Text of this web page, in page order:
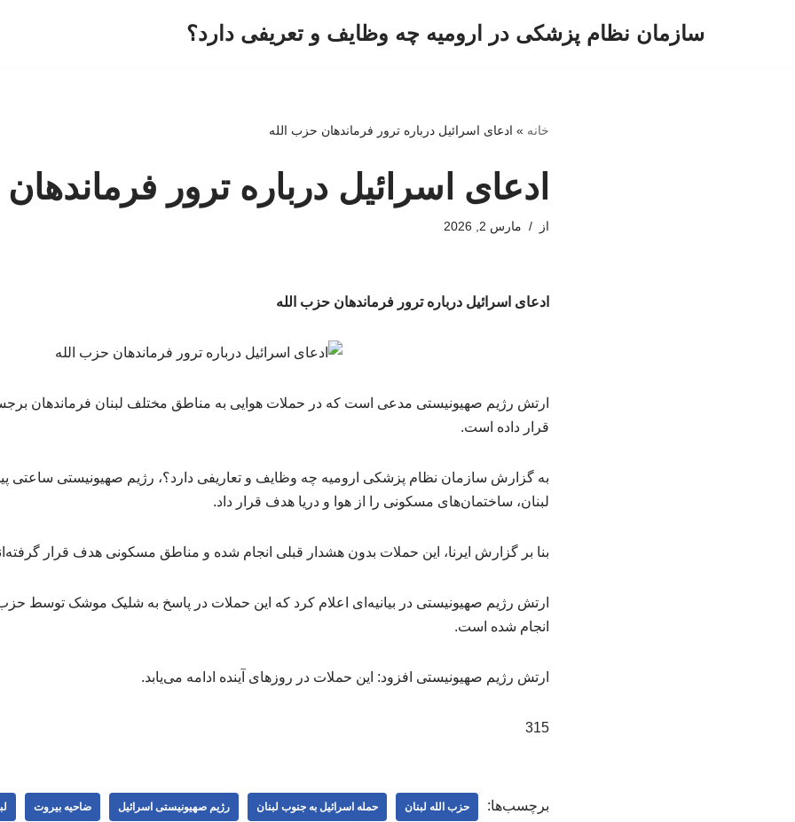
سازمان نظام پزشکی در ارومیه چه وظایف و تعریفی دارد؟
خانه » ادعای اسرائیل درباره ترور فرماندهان حزب الله
ادعای اسرائیل درباره ترور
از مارس 2, 2026
ادعای اسرائیل درباره ترور فرماندهان حزب الله
ارتش رژیم صهیونیستی مدعی است که در حملات هوایی به مناطق مختلف لبنان فرماندهان
قرار داده است.
به گزارش سازمان نظام پزشکی ارومیه چه وظایف و تعاریفی دارد؟، رژیم صهیونیستی ساعتی
لبنان، ساختمان‌های مسکونی را از هوا و دریا هدف قرار داد.
بنا بر گزارش ایرنا، این حملات بدون هشدار قبلی انجام شده و مناطق مسکونی هدف قرار
ارتش رژیم صهیونیستی در بیانیه‌ای اعلام کرد که این حملات در پاسخ به شلیک موشک توسط
انجام شده است.
ارتش رژیم صهیونیستی افزود: این حملات در روزهای آینده ادامه می‌یابد.
315
برچسب‌ها: حزب الله لبنان حمله اسرائیل به جنوب لبنان رژیم صهیونیستی اسرائیل ضاحیه بیروت